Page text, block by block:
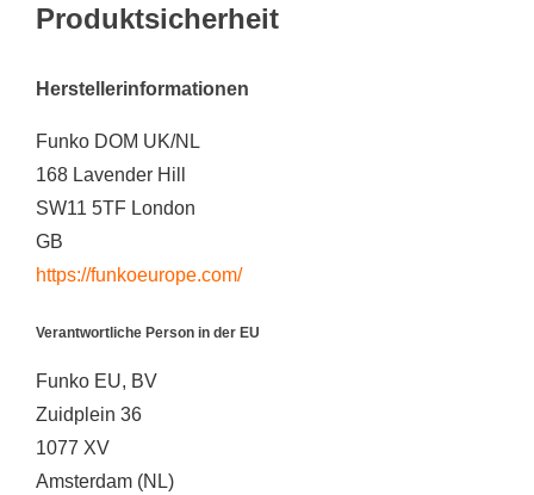
Produktsicherheit
Herstellerinformationen
Funko DOM UK/NL
168 Lavender Hill
SW11 5TF London
GB
https://funkoeurope.com/
Verantwortliche Person in der EU
Funko EU, BV
Zuidplein 36
1077 XV
Amsterdam (NL)